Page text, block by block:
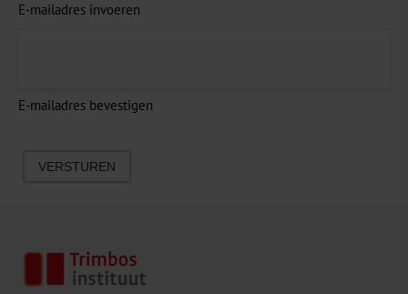
E-mailadres invoeren
E-mailadres bevestigen
VERSTUREN